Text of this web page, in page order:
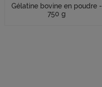
Gélatine bovine en poudre -
750 g